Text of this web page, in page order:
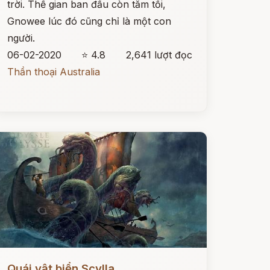
trời. Thế gian ban đầu còn tăm tối,
Gnowee lúc đó cũng chỉ là một con
người.
06-02-2020
⭐ 4.8
2,641 lượt đọc
Thần thoại Australia